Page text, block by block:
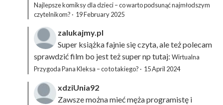
Najlepsze komiksy dla dzieci – co warto podsunąć najmłodszym
czytelnikom? · 19 February 2025
zalukajmy.pl
Super książka fajnie się czyta, ale też polecam
sprawdzić film bo jest też super np tutaj: Wirtualna
Przygoda Pana Kleksa – co to takiego? · 15 April 2024
xdziUnia92
Zawsze można mieć męża programistę i